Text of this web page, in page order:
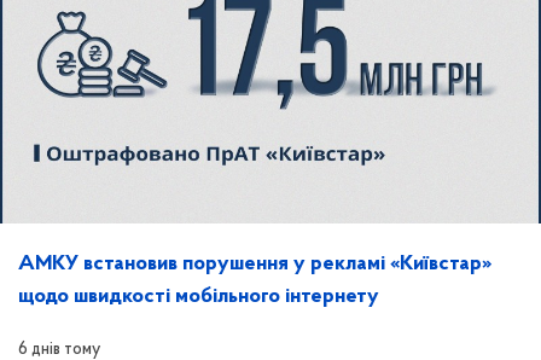
АМКУ встановив порушення у рекламі «Київстар»
щодо швидкості мобільного інтернету
6 днів тому